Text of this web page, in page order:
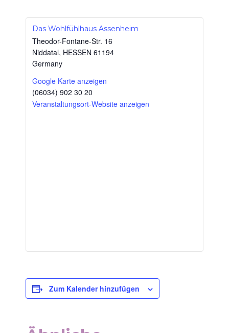
Das Wohlfühlhaus Assenheim
Theodor-Fontane-Str. 16
Niddatal, HESSEN 61194
Germany
Google Karte anzeigen
(06034) 902 30 20
Veranstaltungsort-Website anzeigen
Zum Kalender hinzufügen